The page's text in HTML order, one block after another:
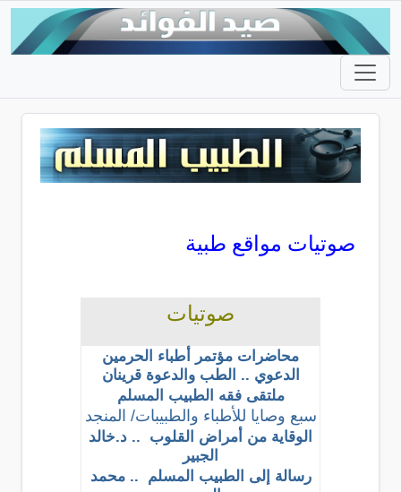
صوتيات مواقع طبية
صوتيات
محاضرات مؤتمر أطباء الحرمين
الدعوي .. الطب والدعوة قرينان
ملتقى فقه الطبيب المسلم
سبع وصايا للأطباء والطبيبات/ المنجد
الوقاية من أمراض القلوب .. د.خالد
الجبير
رسالة إلى الطبيب المسلم .. محمد